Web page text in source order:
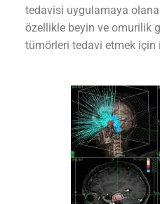
tedavisi uygulamaya
özellikle beyin ve omurilik
tümörleri tedavi etmek için